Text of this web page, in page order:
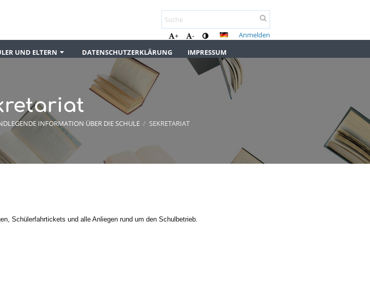
+ -
Anmelden
UND ELTERN DATENSCHUTZERKLÄRUNG IMPRESSUM
INFORMATION ÜBER DIE SCHULE / SEKRETARIAT
Schülerfahrtickets und alle Anliegen rund um den Schulbetrieb.